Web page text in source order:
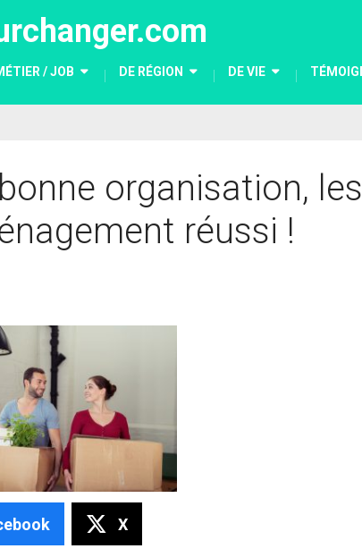
/ JOB DE RÉGION DE VIE
organisation,
réussi !
X